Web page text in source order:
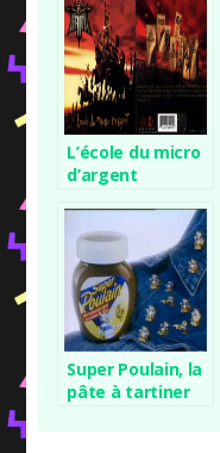
L’école du micro
d’argent
Super Poulain, la
pâte à tartiner